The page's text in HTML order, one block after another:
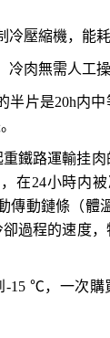
冷壓縮機，能耗
肉無需人工操
半片是20h内中
鐵路運輸挂
在24小時内
動鏈條（體
過程的速度
-15 ℃，一次購